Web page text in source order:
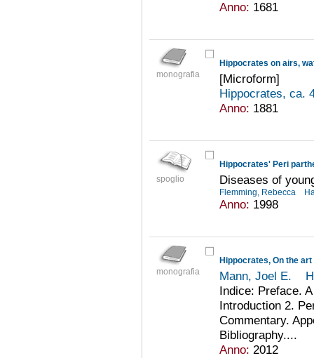
Anno: 1681
monografia
Hippocrates on airs,
[Microform]
Hippocrates, ca.
Anno: 1881
spoglio
Hippocrates' Peri
Diseases of
Flemming, Rebecca
Anno: 1998
monografia
Hippocrates, On the
Mann, Joel E.
Indice: Preface.
Introduction 2.
Commentary.
Bibliography....
Anno: 2012